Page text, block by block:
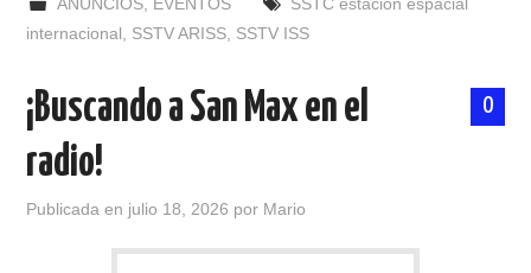
ANUNCIOS, EVENTOS
SSTC estacion espacial
internacional, SSTV ARISS, SSTV ISS
0
¡Buscando a San Max en el
radio!
Publicada en julio 18, 2026 por Mario